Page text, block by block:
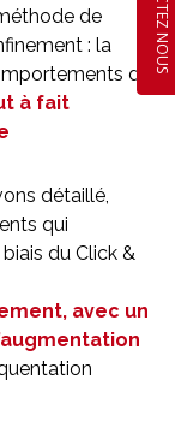
de
: la
de
à fait
détaillé,
qui
du Click &
avec un